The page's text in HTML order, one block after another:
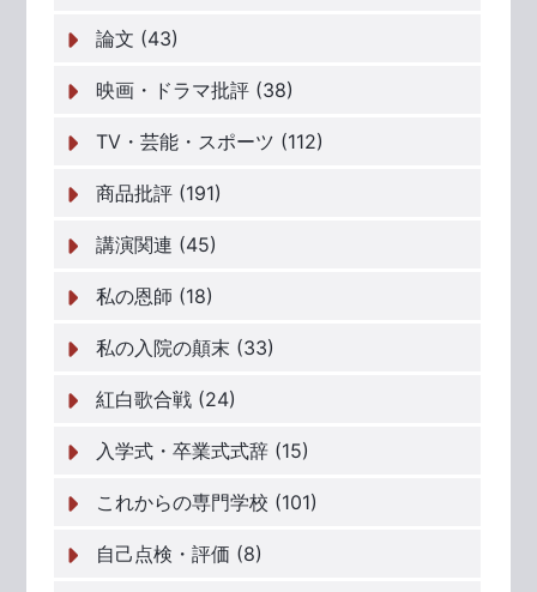
論文 (43)
映画・ドラマ批評 (38)
TV・芸能・スポーツ (112)
商品批評 (191)
講演関連 (45)
私の恩師 (18)
私の入院の顛末 (33)
紅白歌合戦 (24)
入学式・卒業式式辞 (15)
これからの専門学校 (101)
自己点検・評価 (8)